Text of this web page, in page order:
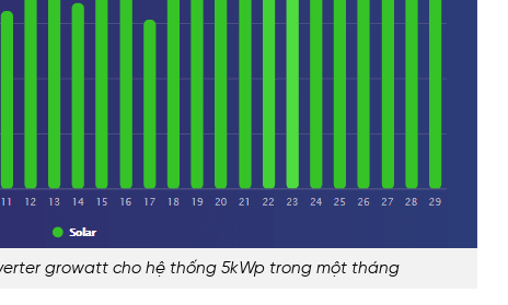
growatt cho hệ thống 5kWp trong một tháng